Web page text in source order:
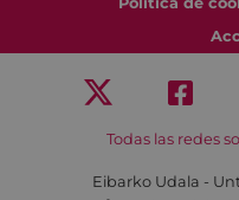
Todas las redes
Eibarko Udala -